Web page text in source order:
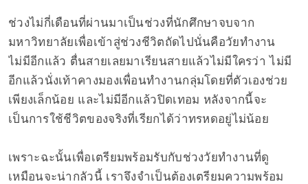
ช่วงไม่กี่เดือนที่ผ่านมาเป็นช่วงที่นักศึกษาจบจาก
มหาวิทยาลัยเพื่อเข้าสู่ช่วงชีวิตถัดไปนั่นคือวัยทำงาน
ไม่มีอีกแล้ว ตื่นสายเลยมาเรียนสายแล้วไม่มีใครว่า ไม่มี
อีกแล้วนั่งเท้าคางมองเพื่อนทำงานกลุ่มโดยที่ตัวเองช่วย
เพียงเล็กน้อย และไม่มีอีกแล้วปิดเทอม หลังจากนี้จะ
เป็นการใช้ชีวิตของจริงที่เรียกได้ว่าทรหดอยู่ไม่น้อย
เพราะฉะนั้นเพื่อเตรียมพร้อมรับกับช่วงวัยทำงานที่ดู
เหมือนจะน่ากลัวนี้ เราจึงจำเป็นต้องเตรียมความพร้อม